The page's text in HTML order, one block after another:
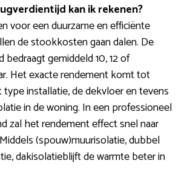
kan ik rekenen?
voor een duurzame en efficiënte
de stookkosten gaan dalen. De
bedraagt gemiddeld 10, 12 of
Het exacte rendement komt tot
installatie, de dekvloer en tevens
in de woning. In een professioneel
zal het rendement effect snel naar
(spouw)muurisolatie, dubbel
dakisolatieblijft de warmte beter in